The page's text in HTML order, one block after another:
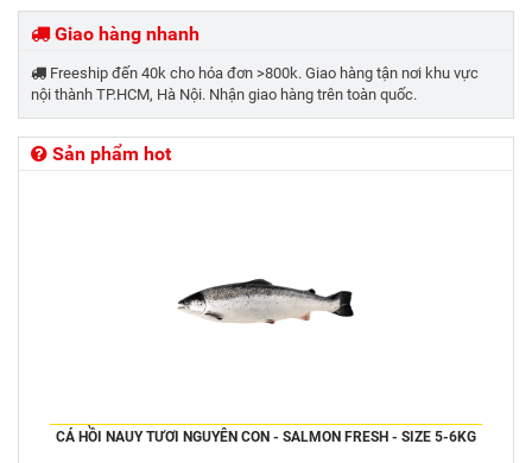
Giao hàng nhanh
Freeship đến 40k cho hóa đơn >800k. Giao hàng tận nơi khu vực
nội thành TP.HCM, Hà Nội. Nhận giao hàng trên toàn quốc.
Sản phẩm hot
CÁ HỒI NAUY TƯƠI NGUYÊN CON - SALMON FRESH - SIZE 5-6KG